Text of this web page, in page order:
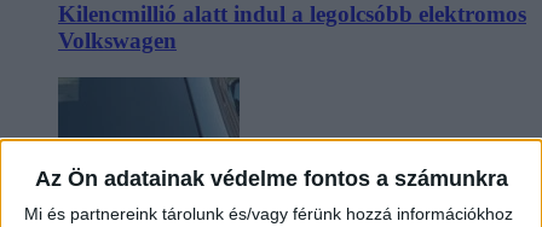
Az Ön adatainak védelme fontos a számunkra
Mi és partnereink tárolunk és/vagy férünk hozzá információkhoz
Kilencmillió alatt indul a legolcsóbb elektromos
Volkswagen